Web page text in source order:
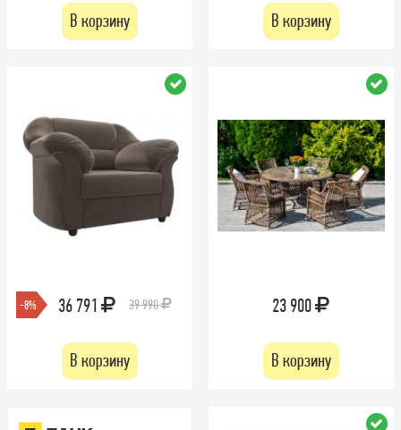
В корзину В корзину
-8% 36 791 39 990
В корзину
23 900
В корзину